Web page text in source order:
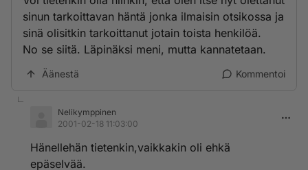
sinun tarkoittavan häntä jonka ilmaisin otsikossa ja
sinä olisitkin tarkoittanut jotain toista henkilöä.
No se siitä. Läpinäksi meni, mutta kannatetaan.
Äänestä Kommentoi
Nelikymppinen
2001-02-18 11:03:00
Hänellehän tietenkin,vaikkakin oli ehkä
epäselvää.